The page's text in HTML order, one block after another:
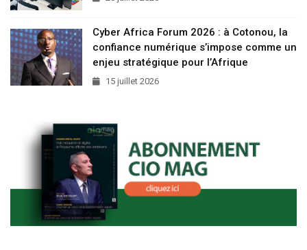
Cyber Africa Forum 2026 : à Cotonou, la
confiance numérique s’impose comme un
enjeu stratégique pour l’Afrique
15 juillet 2026